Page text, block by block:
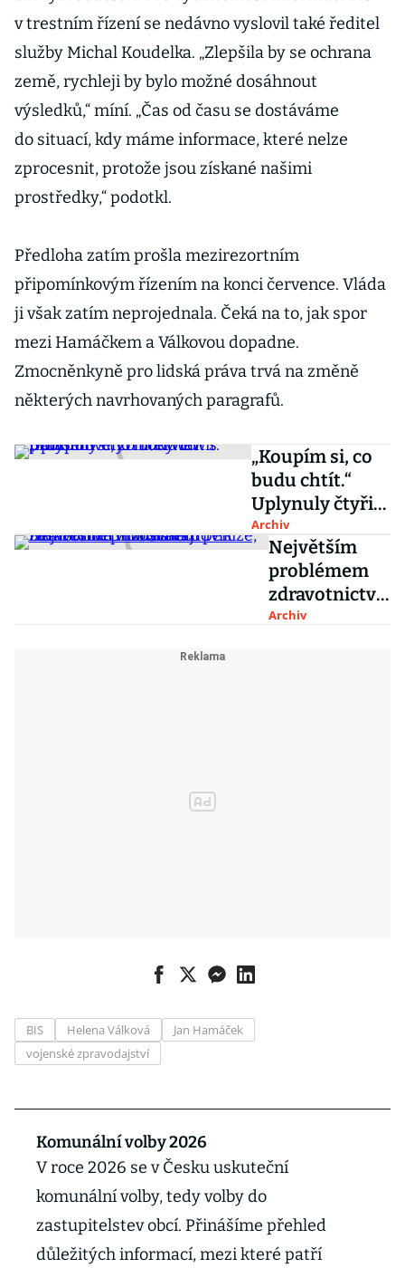
v trestním řízení se nedávno vyslovil také ředitel
služby Michal Koudelka. „Zlepšila by se ochrana
země, rychleji by bylo možné dosáhnout
výsledků,“ míní. „Čas od času se dostáváme
do situací, kdy máme informace, které nelze
zprocesnit, protože jsou získané našimi
prostředky,“ podotkl.
Předloha zatím prošla mezirezortním
připomínkovým řízením na konci července. Vláda
ji však zatím neprojednala. Čeká na to, jak spor
mezi Hamáčkem a Válkovou dopadne.
Zmocněnkyně pro lidská práva trvá na změně
některých navrhovaných paragrafů.
„Koupím si, co
budu chtít.“
Uplynuly čtyři
roky od
průlomového
interview s
Babišem
Archiv
Největším
problémem
zdravotnictví
zůstávají
Archiv
BIS Helena Válková
Jan Hamáček
vojenské zpravodajství
Komunální volby 2026
V roce 2026 se v Česku uskuteční
komunální volby, tedy volby do
zastupitelstev obcí. Přinášíme přehled
důležitých informací, mezi které patří